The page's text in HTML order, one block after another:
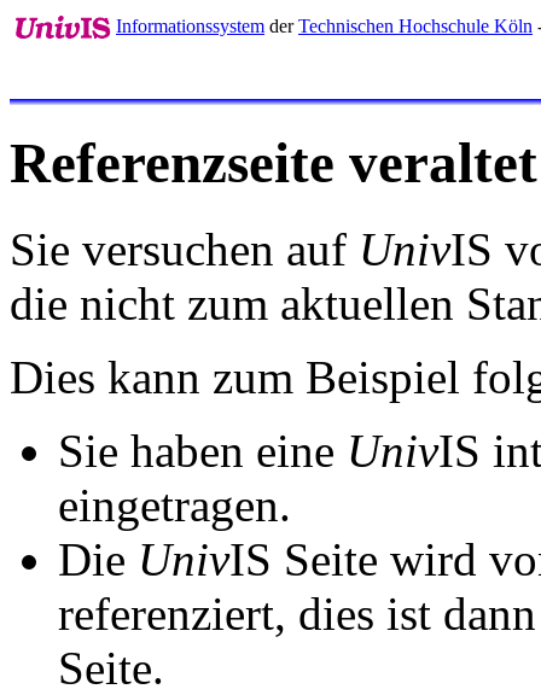
Informationssystem derTechnischen Hochschule Köln
Referenzseite veraltet
Sie versuchen auf UnivIS
die nicht zum aktuellen
Dies kann zum Beispiel
Sie haben eine UnivIS
eingetragen.
Die UnivIS Seite wird
referenziert, dies ist
Seite.